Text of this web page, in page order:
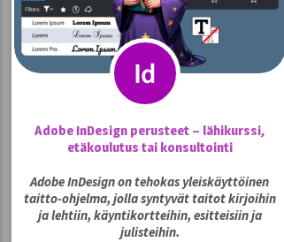
Adobe InDesign perusteet – lähikurssi,
etäkoulutus tai konsultointi
Adobe InDesign on tehokas yleiskäyttöinen
taitto-ohjelma, jolla syntyvät taitot kirjoihin
ja lehtiin, käyntikortteihin, esitteisiin ja
julisteihin.